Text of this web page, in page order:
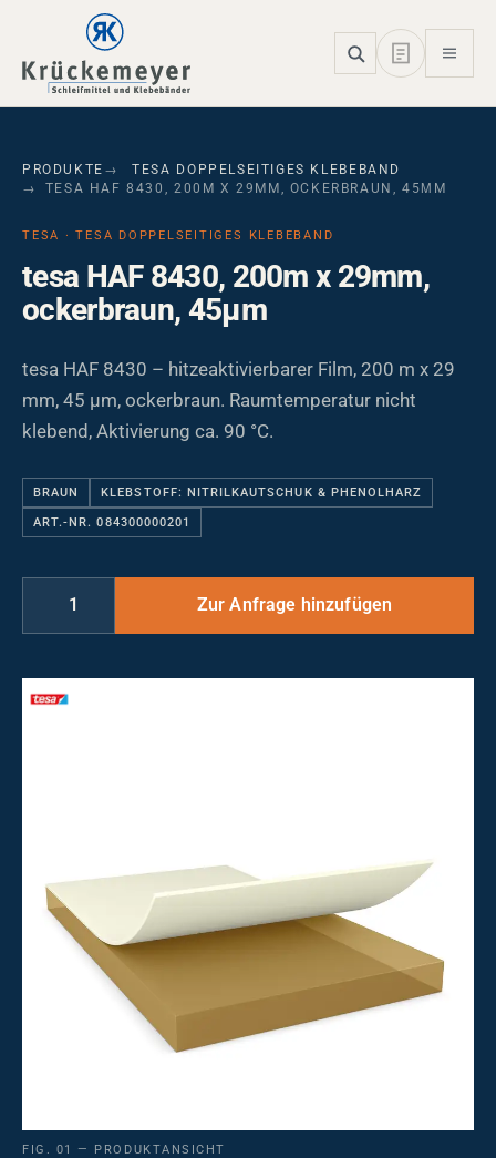
Skip to main navigation
Skip to main content
Skip to page footer
PRODUKTE
TESA DOPPELSEITIGES KLEBEBAND
TESA HAF 8430, 200M X 29MM, OCKERBRAUN, 45ΜM
TESA · TESA DOPPELSEITIGES KLEBEBAND
tesa HAF 8430, 200m x 29mm,
ockerbraun, 45µm
tesa HAF 8430 – hitzeaktivierbarer Film, 200 m x 29
mm, 45 µm, ockerbraun. Raumtemperatur nicht
klebend, Aktivierung ca. 90 °C.
BRAUN KLEBSTOFF: NITRILKAUTSCHUK & PHENOLHARZ
ART.-NR. 084300000201
FIG. 01 — PRODUKTANSICHT